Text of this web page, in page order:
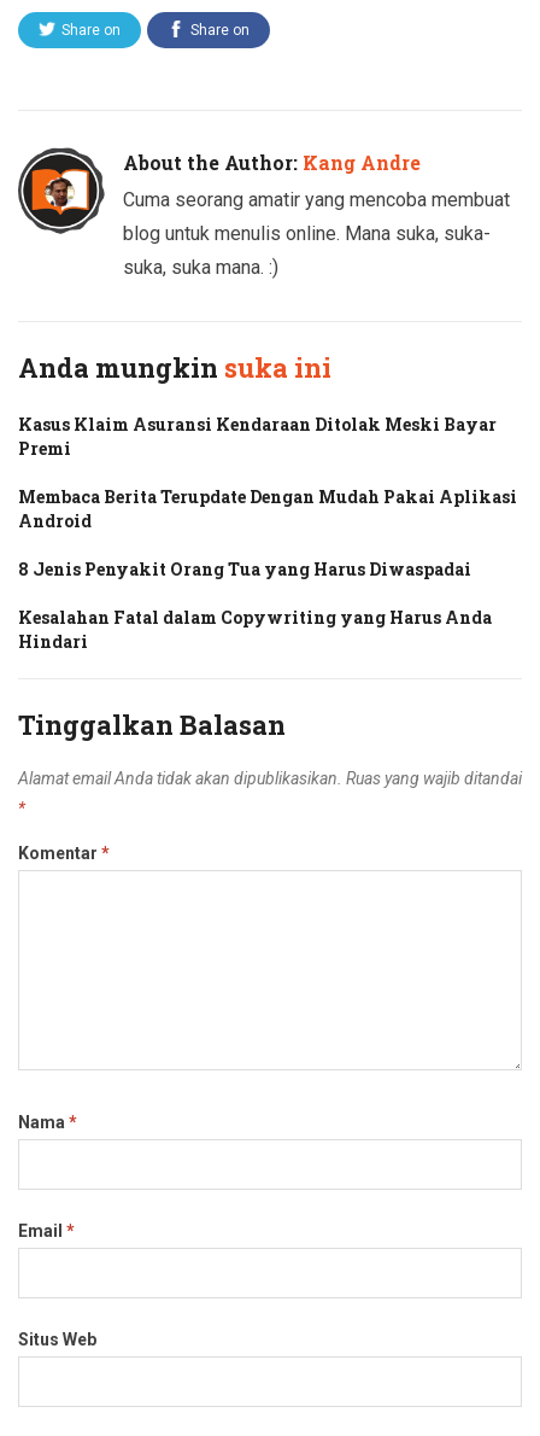
Share on Share on
About the Author: Kang Andre
Cuma seorang amatir yang mencoba membuat
blog untuk menulis online. Mana suka, suka-
suka, suka mana. :)
Anda mungkin suka ini
Kasus Klaim Asuransi Kendaraan Ditolak Meski Bayar
Premi
Membaca Berita Terupdate Dengan Mudah Pakai Aplikasi
Android
8 Jenis Penyakit Orang Tua yang Harus Diwaspadai
Kesalahan Fatal dalam Copywriting yang Harus Anda
Hindari
Tinggalkan Balasan
Alamat email Anda tidak akan dipublikasikan. Ruas yang wajib ditandai
*
Komentar *
Nama *
Email *
Situs Web